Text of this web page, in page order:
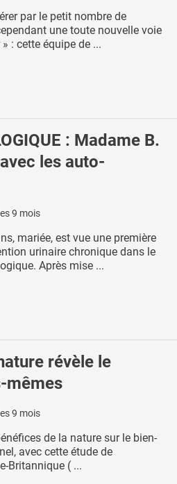
par le petit nombre de
une toute nouvelle voie
: cette équipe de ...
: Madame B.
les auto-
9 mois
mariée, est vue une première
urinaire chronique dans le
Après mise ...
révèle le
mêmes
9 mois
de la nature sur le bien-
avec cette étude de
Britannique ( ...